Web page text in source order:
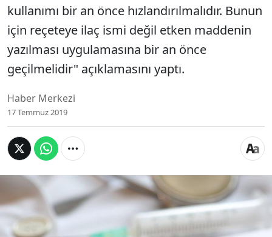
kullanımı bir an önce hızlandırılmalıdır. Bunun
için reçeteye ilaç ismi değil etken maddenin
yazılması uygulamasına bir an önce
geçilmelidir" açıklamasını yaptı.
Haber Merkezi
17 Temmuz 2019
TEİS Genel Başkanı Nurten Saydan, "İlaçta dışa
bağımlı olduğumuz sürece ilaç yokluğu,
bulunamaması gibi sorunlar her zaman